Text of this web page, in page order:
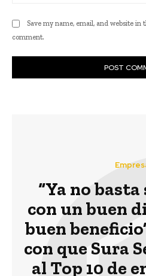
Save my name, email, and website
comment.